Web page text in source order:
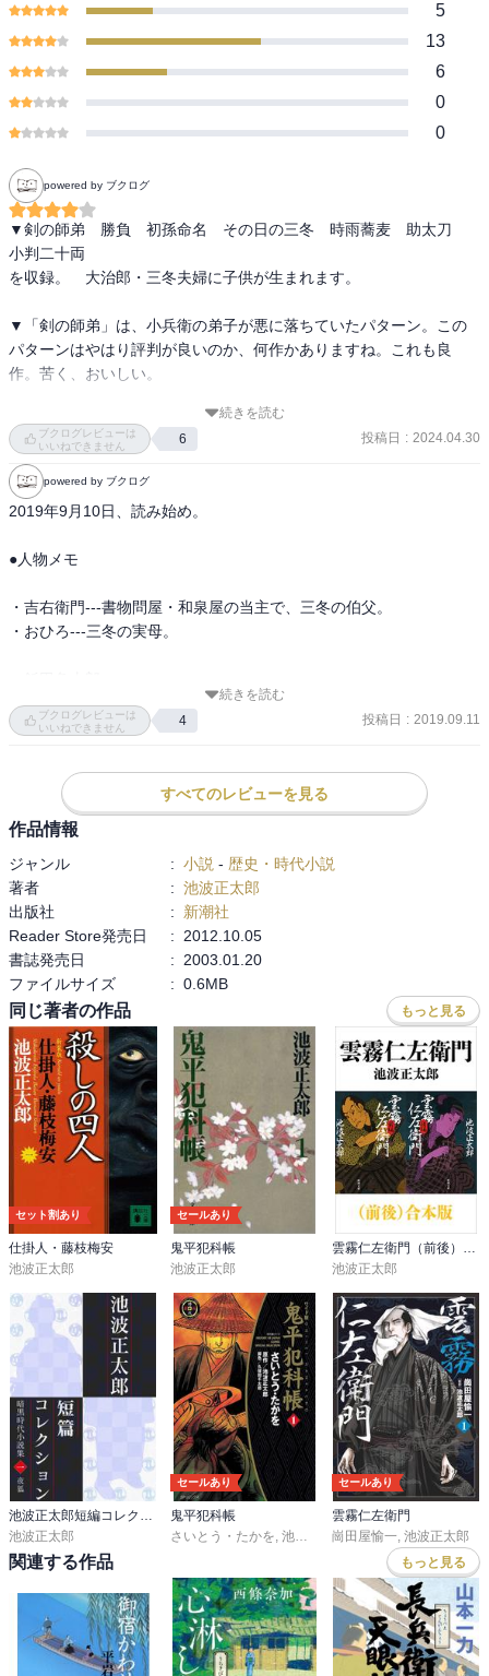
5
13
6
0
0
powered by ブクログ
▼剣の師弟　勝負　初孫命名　その日の三冬　時雨蕎麦　助太刀
小判二十両
を収録。　大治郎・三冬夫婦に子供が生まれます。
▼「剣の師弟」は、小兵衛の弟子が悪に落ちていたパターン。この
パターンはやはり評判が良いのか、何作かありますね。これも良
作。苦く、おいしい。
▼「勝負」は滋味深かった。これも同主題の話はあった気がします
が。対戦相手にとっては、就職がかかった試合があり、大治郎が相
手。大治郎は別に就職は必要なく。小兵衛が「負けてやれ」と秒で
言い切る。大治郎はもやもや。当日、色々あって結局負ける。とこ
ろが相手が「わざと負けたのでは」と疑心暗鬼になり…。これはな
「メグレ＝シムロン味わい」が横溢。かつての三冬と同門の、大変
に屈折して醜い男がいて、爪はじきものだったが、三冬はフラット
三冬と再会し…という内容で。世間の残酷さ、不公平さ、切なさ、
理不尽さがとても良く伝わります。
続きを読む
ブクログレビューは
いいねできません
6 投稿日 : 2024.04.30
powered by ブクログ
2019年9月10日、読み始め。
●人物メモ
・吉右衛門---書物問屋・和泉屋の当主で、三冬の伯父。
・おひろ---三冬の実母。
・笹野新五郎---大治郎がいないときは、笹野が稽古をつけている。
・弥七---四谷・伝馬町の御用聞き。
・徳次郎---内藤新宿の下町に住む。女房は、おせき。
・文蔵---上野・北大門の御用聞き。弥七と親密。
・又六---深川・島田町の裏長屋に住む、鰻売り。
・杉原秀---又六の妻。根岸流の手裏剣の名手。
・小川宗哲---亀沢町の町医者。小兵衛の碁がたき。小兵衛より10歳
位年長。
・文吉（ぶんきち）・おしん---鬼熊酒屋の亭主と女房。前亭主は、
熊五郎。文吉・おしんは養子夫婦。
・長次・おもと---浅草駒形堂裏の河岸の料理屋「元長（もとちょ
う）」をひらいている。
・牛掘九万之助（うしぼりくまのすけ）---浅草・元鳥越町に奥山念
・金子孫十郎信任（のぶとう）---湯島5丁目に道場をもつ。60歳をこ
えている。門人は300人以上。
・杉本又太郎---団子坂の無外流・杉本道場の当主で、秋山親子とも
顔見知りの剣客であった父親を１年前に亡くしている。
続きを読む
ブクログレビューは
いいねできません
4 投稿日 : 2019.09.11
すべてのレビューを見る
作品情報
ジャンル : 小説 - 歴史・時代小説
著者
: 池波正太郎
出版社
:
新潮社
Reader Store発売日
:
2012.10.05
書誌発売日
:
2003.01.20
ファイルサイズ
: 0.6MB
同じ著者の作品 もっと見る
セット割あり
仕掛人・藤枝梅安
池波正太郎
セールあり
鬼平犯科帳
池波正太郎
雲霧仁左衛門（前後）合本版（新潮文庫）
池波正太郎
池波正太郎
セールあり
鬼平犯科帳
さいとう・たかを 池波正太郎 ,大原久澄,守山カオリ
セールあり
雲霧仁左衛門
崗田屋愉一 池波正太郎
関連する作品 もっと見る